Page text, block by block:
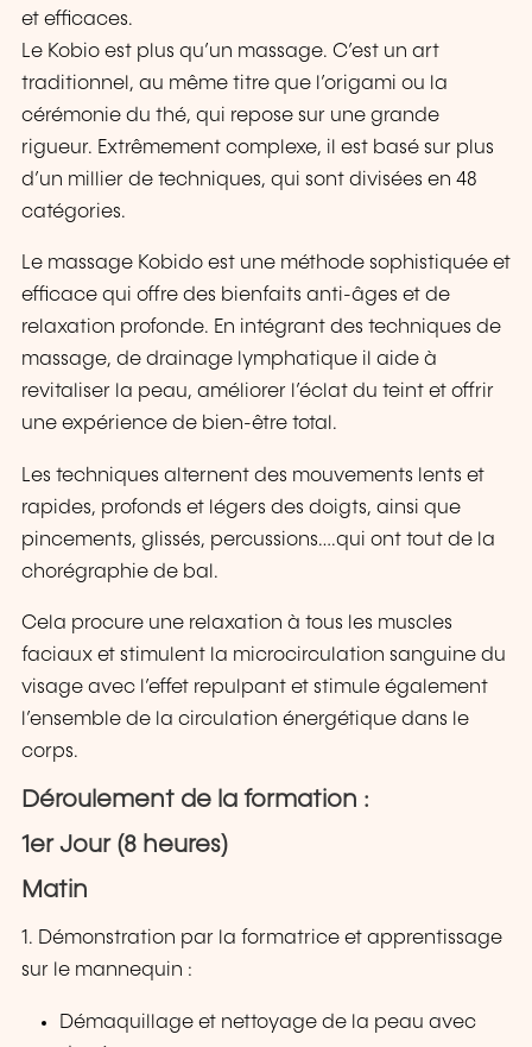
et efficaces.
Le Kobio est plus qu’un massage. C’est un art
traditionnel, au même titre que l’origami ou la
cérémonie du thé, qui repose sur une grande
rigueur. Extrêmement complexe, il est basé sur plus
d’un millier de techniques, qui sont divisées en 48
catégories.
Le massage Kobido est une méthode sophistiquée et
efficace qui offre des bienfaits anti-âges et de
relaxation profonde. En intégrant des techniques de
massage, de drainage lymphatique il aide à
revitaliser la peau, améliorer l’éclat du teint et offrir
une expérience de bien-être total.
Les techniques alternent des mouvements lents et
rapides, profonds et légers des doigts, ainsi que
pincements, glissés, percussions….qui ont tout de la
chorégraphie de bal.
Cela procure une relaxation à tous les muscles
faciaux et stimulent la microcirculation sanguine du
visage avec l’effet repulpant et stimule également
l’ensemble de la circulation énergétique dans le
corps.
Déroulement de la formation :
1er Jour (8 heures)
Matin
1. Démonstration par la formatrice et apprentissage
sur le mannequin :
Démaquillage et nettoyage de la peau avec